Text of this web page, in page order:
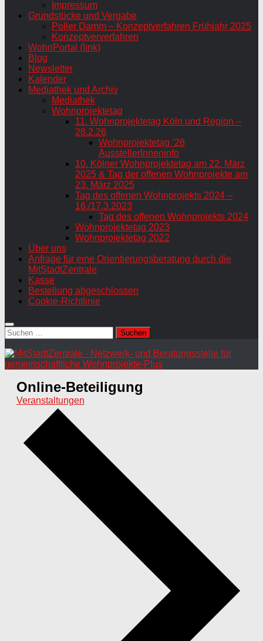
Impressum
Grundstücke und Vergabe
Poller Damm – Konzeptverfahren Frühjahr 2025
Konzeptververfahren
WohnPortal (link)
Blog
Newsletter
Kalender
Mediathek und Archiv
Mediathek
Wohnprojektetag
11. Wohnprojektetag Köln und Region –
28.2.26
Wohnprojektetag ’26
AusstellerInneninfo
10. Kölner Wohnprojektetag am 22. März
2025 & Tag der offenen Wohnprojekte am
23. März 2025
Tag des offenen Wohnprojekts 2024 –
16./17.3.2023
Tag des offenen Wohnprojekts 2024
Wohnprojektetag 2023
Wohnprojektetag 2022
Über uns
Anfrage für eine Orientierungsberatung durch die
MitStadtZentrale
Kasse
Bestellung abgeschlossen
Cookie-Richtlinie
Suchen
nach:
Online-Beteiligung
Veranstaltungen